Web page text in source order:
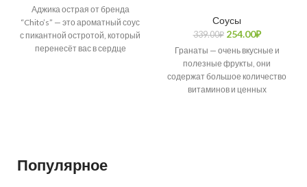
Аджика острая от бренда
“Chito’s” — это ароматный соус
с пикантной остротой, который
перенесёт вас в сердце
Соусы
339.00₽ 254.00₽
Гранаты — очень вкусные и
полезные фрукты, они
содержат большое количество
витаминов и ценных
Популярное